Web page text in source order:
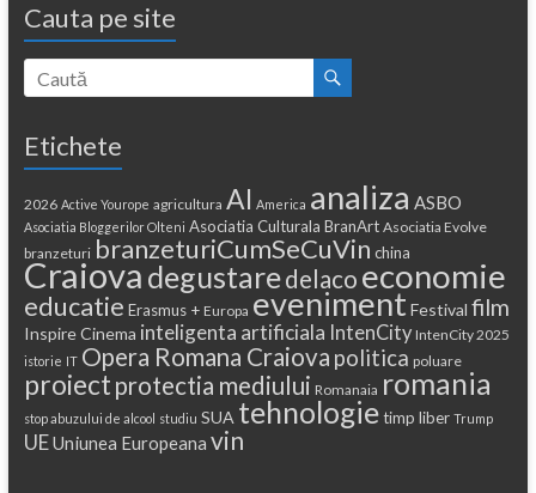
Cauta pe site
Etichete
2026 Active Yourope agricultura AI America analiza ASBO
Asociatia Bloggerilor Olteni Asociatia Culturala BranArt Asociatia Evolve
branzeturi branzeturiCumSeCuVin china
Craiova degustaredelaco economie
educatie Erasmus + Europa eveniment Festival film
Inspire Cinema inteligenta artificiala IntenCity IntenCity 2025
istorie IT Opera Romana Craiova politica poluare
proiect protectia mediului Romanaia romania
stop abuzului de alcool studiu SUA tehnologie timp liber Trump
UEUniunea Europeana vin